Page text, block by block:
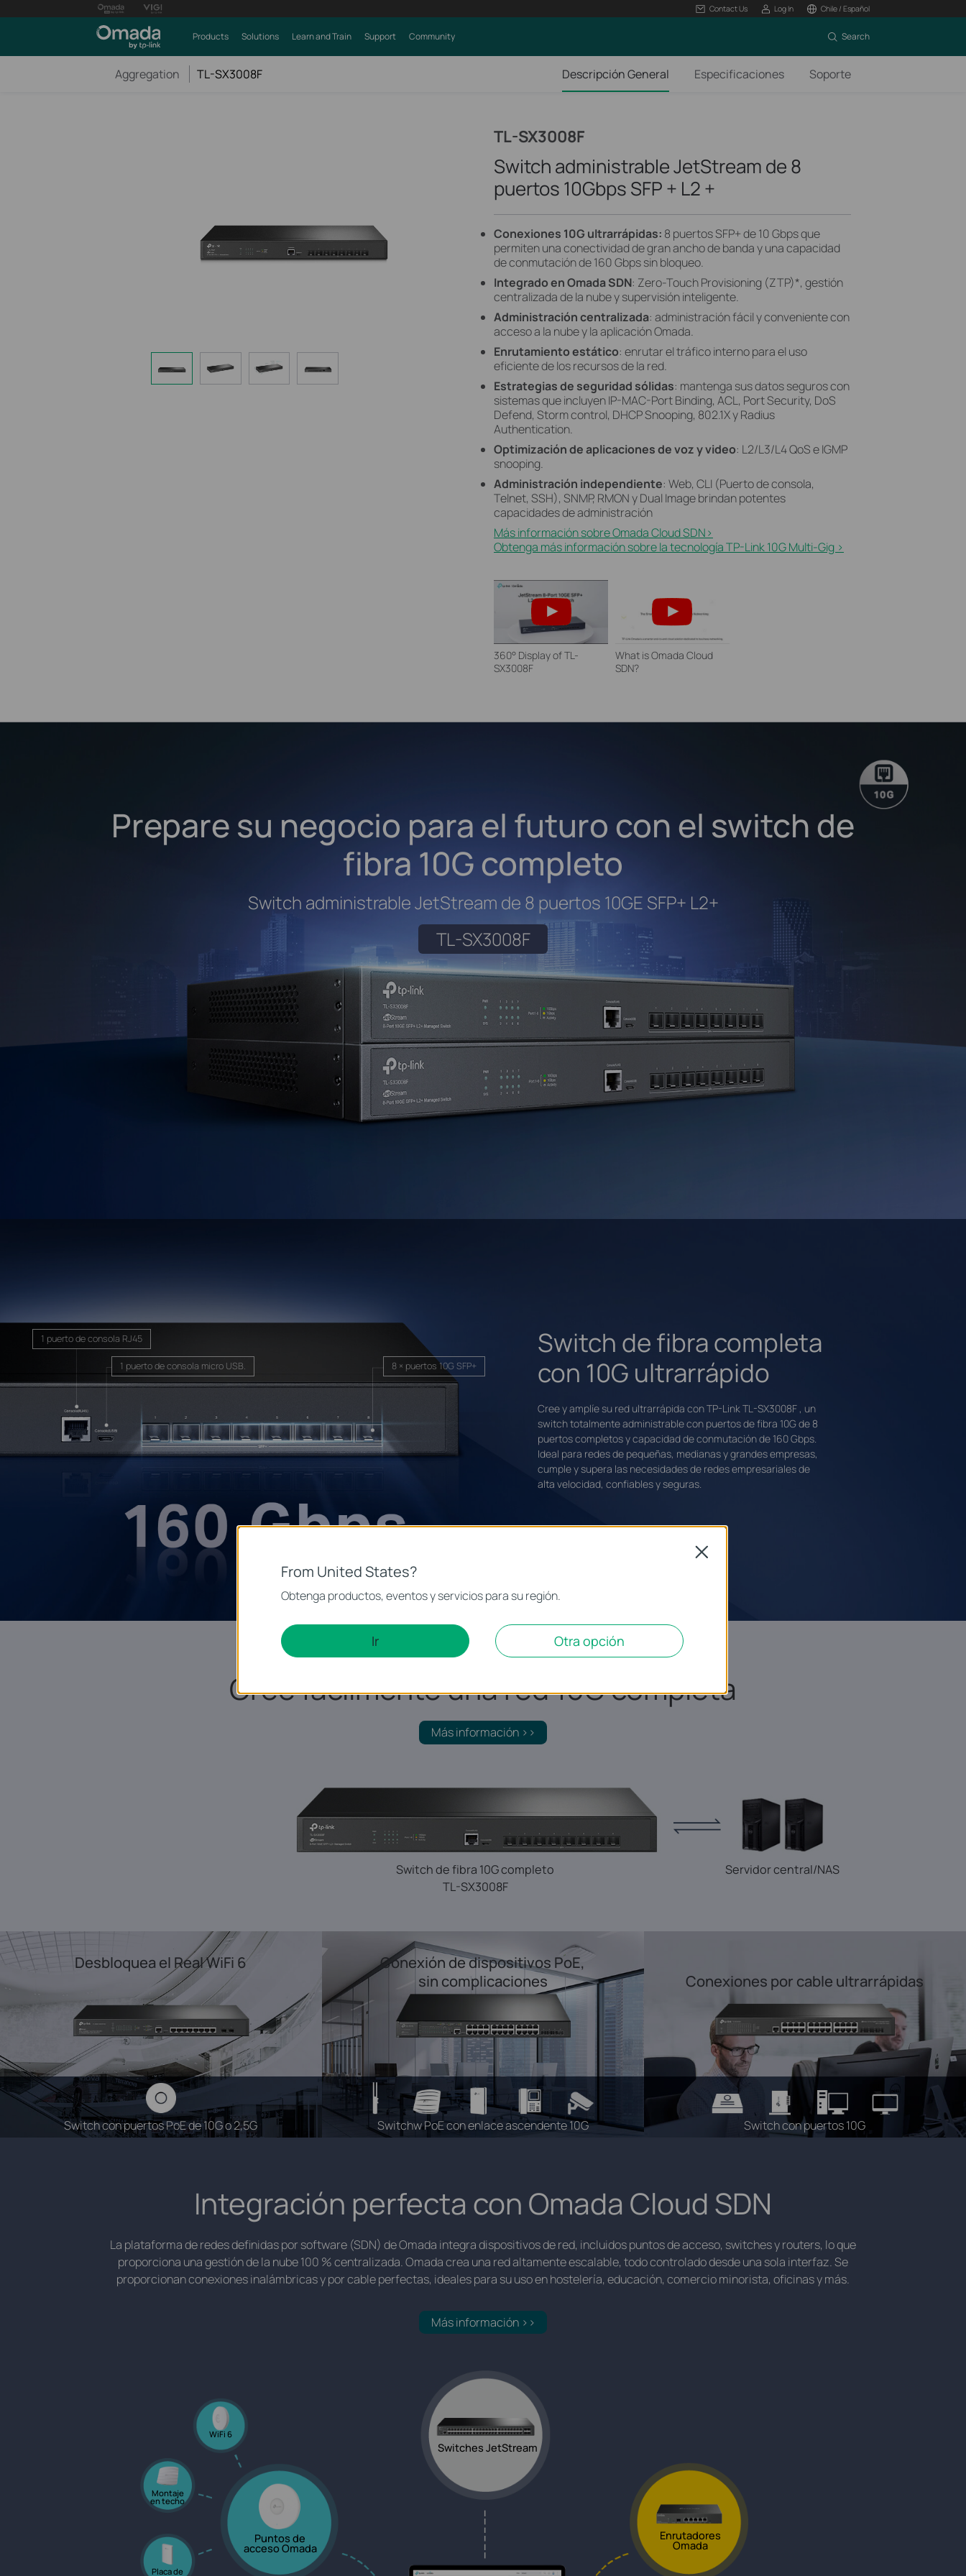
Contact Us Log In Chile / Español
Products Solutions Learn and Train Support Community Search
Aggregation TL-SX3008F Descripción General Especificaciones Soporte
TL-SX3008F
Switch administrable JetStream de 8
puertos 10Gbps SFP + L2 +
Conexiones 10G ultrarrápidas: 8 puertos SFP+ de 10 Gbps que
permiten una conectividad de gran ancho de banda y una capacidad
de conmutación de 160 Gbps sin bloqueo.
Integrado en Omada SDN: Zero-Touch Provisioning (ZTP)*, gestión
centralizada de la nube y supervisión inteligente.
Administración centralizada: administración fácil y conveniente con
acceso a la nube y la aplicación Omada.
Enrutamiento estático: enrutar el tráfico interno para el uso
eficiente de los recursos de la red.
Estrategias de seguridad sólidas: mantenga sus datos seguros con
sistemas que incluyen IP-MAC-Port Binding, ACL, Port Security, DoS
Defend, Storm control, DHCP Snooping, 802.1X y Radius
Authentication.
Optimización de aplicaciones de voz y video: L2/L3/L4 QoS e IGMP
snooping.
Administración independiente: Web, CLI (Puerto de consola,
Telnet, SSH), SNMP, RMON y Dual Image brindan potentes
capacidades de administración
Más información sobre Omada Cloud SDN>​
Obtenga más información sobre la tecnología TP-Link 10G Multi-Gig >
360° Display of TL-
SX3008F
What is Omada Cloud
SDN?
Prepare su negocio para el futuro con el switch de
fibra 10G completo
Switch administrable JetStream de 8 puertos 10GE SFP+ L2+
TL-SX3008F
Switch de fibra completa
con 10G ultrarrápido
Cree y amplíe su red ultrarrápida con TP-LinkTL-SX3008F , un
switch totalmente administrable con puertos de fibra 10G de 8
puertos completos y capacidad de conmutación de 160 Gbps.
Ideal para redes de pequeñas, medianas y grandes empresas,
cumple y supera las necesidades de redes empresariales de
alta velocidad, confiables y seguras.
1 puerto de consola RJ45
1 puerto de consola micro USB. 8 × puertos 10G SFP+
Cree fácilmente una red 10G completa
Más información >>
Switch de fibra 10G completo
TL-SX3008F
Servidor central/NAS
Desbloquea el Real WiFi 6
Switch con puertos PoE de 10G o 2,5G
Conexión de dispositivos PoE,
sin complicaciones
Switchw PoE con enlace ascendente 10G
Conexiones por cable ultrarrápidas
Switch con puertos 10G
Integración perfecta con Omada Cloud SDN
La plataforma de redes definidas por software (SDN) de Omada integra dispositivos de red, incluidos puntos de acceso, switches y routers, lo que
proporciona una gestión de la nube 100 % centralizada. Omada crea una red altamente escalable, todo controlado desde una sola interfaz. Se
proporcionan conexiones inalámbricas y por cable perfectas, ideales para su uso en hostelería, educación, comercio minorista, oficinas y más.
Más información >>
Switches JetStream
Enrutadores
Omada
Puntos de
acceso Omada
WiFi 6
Montaje
en techo
Placa de
From United States?
Obtenga productos, eventos y servicios para su región.
Ir Otra opción
Close